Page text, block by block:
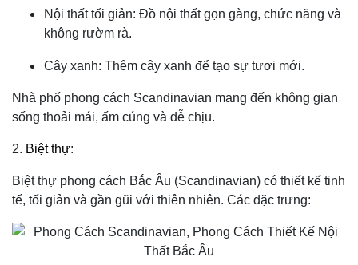
Nội thất tối giản: Đồ nội thất gọn gàng, chức năng và
không rườm rà.
Cây xanh: Thêm cây xanh để tạo sự tươi mới.
Nhà phố phong cách Scandinavian mang đến không gian
sống thoải mái, ấm cúng và dễ chịu.
2. Biệt thự:
Biệt thự phong cách Bắc Âu (Scandinavian) có thiết kế tinh
tế, tối giản và gần gũi với thiên nhiên. Các đặc trưng: